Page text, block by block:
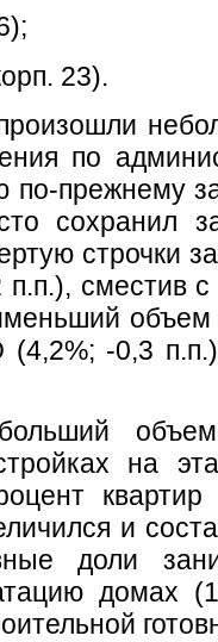
23).
по
по-прежнему
сохранил
строчки
сместив
(4,2%; -0,3
на
и
доли
домах